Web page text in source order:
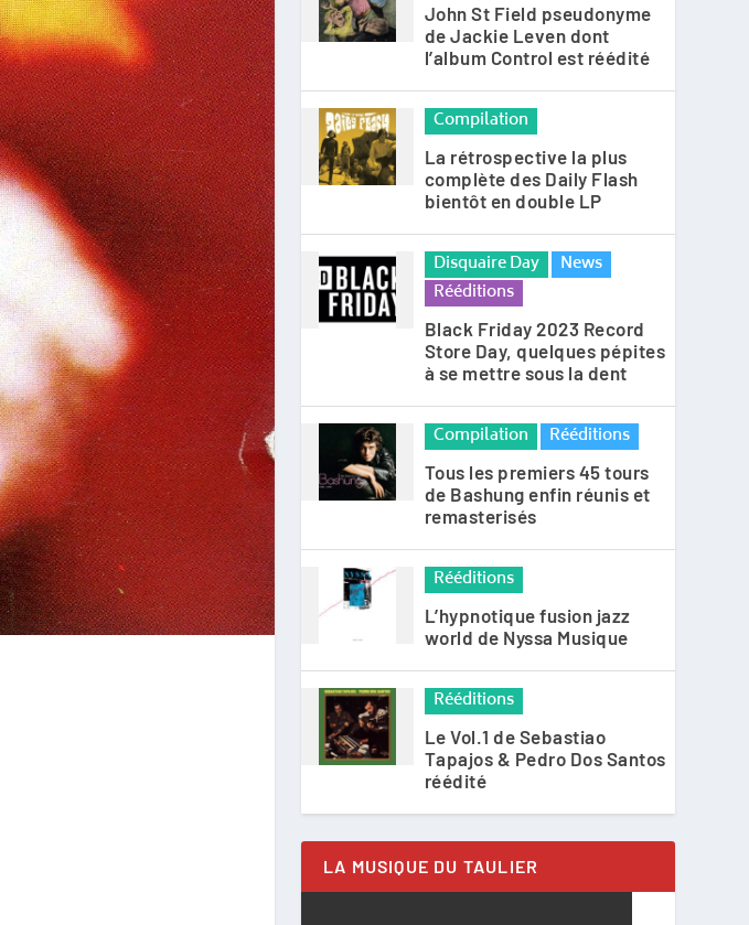
John St Field pseudonyme
de Jackie Leven dont
l’album Control est réédité
Compilation
La rétrospective la plus
complète des Daily Flash
bientôt en double LP
Disquaire Day
News
Rééditions
Black Friday 2023 Record
Store Day, quelques pépites
à se mettre sous la dent
Compilation Rééditions
Tous les premiers 45 tours
de Bashung enfin réunis et
remasterisés
Rééditions
L’hypnotique fusion jazz
world de Nyssa Musique
Rééditions
Le Vol.1 de Sebastiao
Tapajos & Pedro Dos Santos
réédité
LA MUSIQUE DU TAULIER